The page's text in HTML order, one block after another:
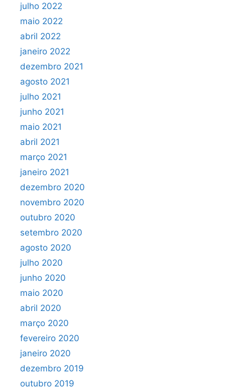
julho 2022
maio 2022
abril 2022
janeiro 2022
dezembro 2021
agosto 2021
julho 2021
junho 2021
maio 2021
abril 2021
março 2021
janeiro 2021
dezembro 2020
novembro 2020
outubro 2020
setembro 2020
agosto 2020
julho 2020
junho 2020
maio 2020
abril 2020
março 2020
fevereiro 2020
janeiro 2020
dezembro 2019
outubro 2019